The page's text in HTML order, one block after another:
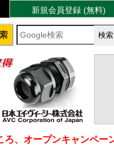
新規会員登録 (無料)
、オープンキャンペ